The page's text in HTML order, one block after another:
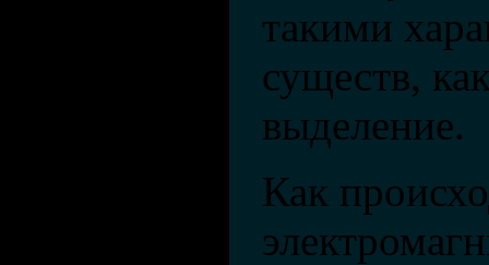
такими
существ,
выделение.
Как